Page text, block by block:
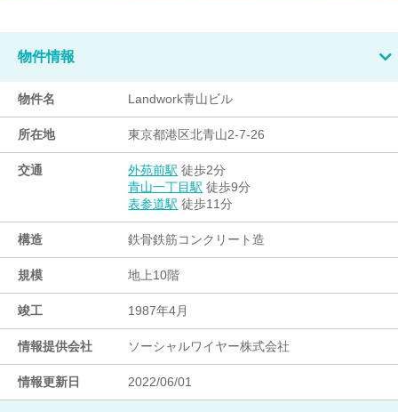
物件情報
物件名 Landwork青山ビル
所在地 東京都港区北青山2-7-26
交通 外苑前駅 徒歩2分
青山一丁目駅 徒歩9分
表参道駅 徒歩11分
構造 鉄骨鉄筋コンクリート造
規模 地上10階
竣工 1987年4月
情報提供会社 ソーシャルワイヤー株式会社
情報更新日 2022/06/01